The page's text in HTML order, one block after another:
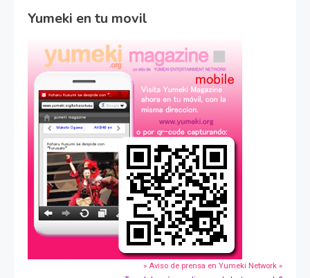
Yumeki en tu movil
» Aviso de prensa en Yumeki Network »